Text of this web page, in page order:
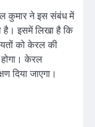
कुमार ने इस संबंध में
है। इसमें लिखा है कि
को केरल की
केरल
दिया जाएगा।